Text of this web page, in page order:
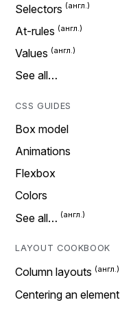
Selectors
At-rules
Values
See all…
CSS GUIDES
Box model
Animations
Flexbox
Colors
See all…
LAYOUT COOKBOOK
Column layouts
Centering an element